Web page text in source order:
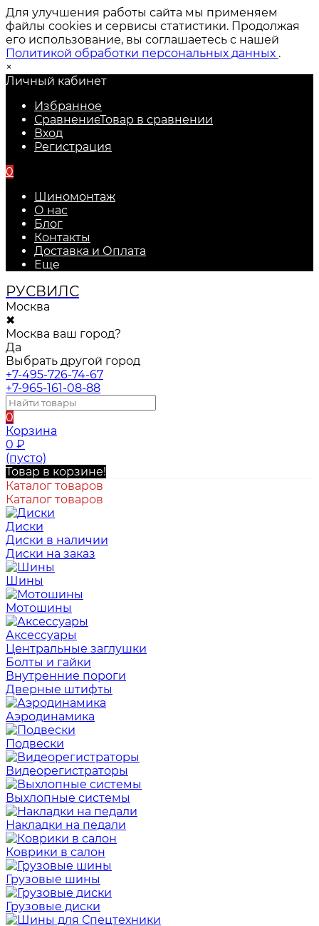
Для улучшения работы сайта мы применяем
файлы cookies и сервисы статистики. Продолжая
его использование, вы соглашаетесь с нашей
Политикой обработки персональных данных .
×
Личный кабинет
Избранное
СравнениеТовар в сравнении
Вход
Регистрация
0
Шиномонтаж
О нас
Блог
Контакты
Доставка и Оплата
Еще
РУСВИЛС
Москва
✖
Москва ваш город?
Да
Выбрать другой город
+7-495-726-74-67
+7-965-161-08-88
0
Корзина
0 ₽
(пусто)
Товар в корзине!
Каталог товаров
Каталог товаров
Диски
Диски в наличии
Диски на заказ
Шины
Мотошины
Аксессуары
Центральные заглушки
Болты и гайки
Внутренние пороги
Дверные штифты
Аэродинамика
Подвески
Видеорегистраторы
Выхлопные системы
Накладки на педали
Коврики в салон
Грузовые шины
Грузовые диски